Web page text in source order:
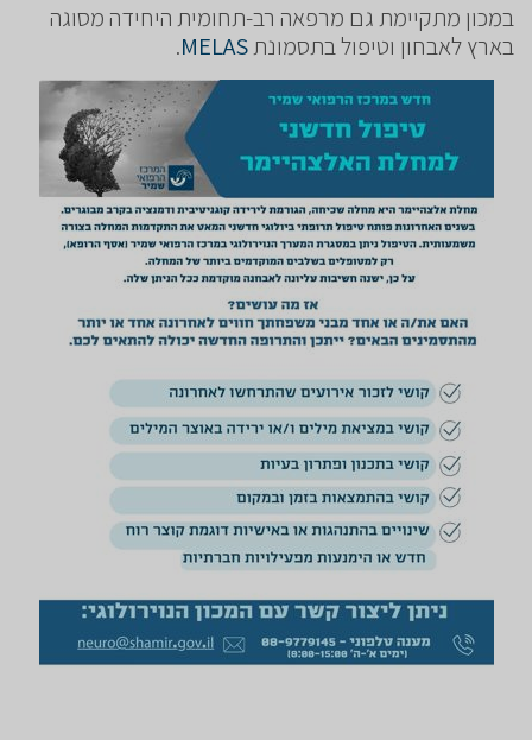
במכון מתקיימת גם מרפאה רב-תחומית היחידה מסוגה
בארץ לאבחון וטיפול בתסמונתMELAS
.